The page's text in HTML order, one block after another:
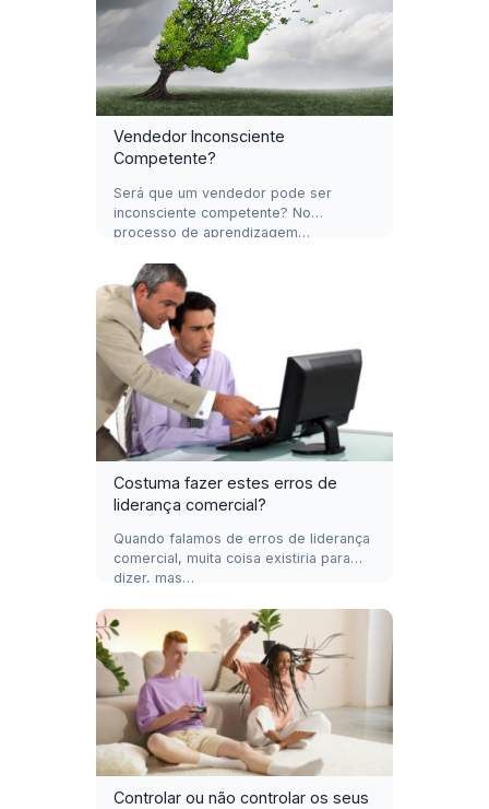
Vendedor Inconsciente
Competente?
Será que um vendedor pode ser
inconsciente competente? No
processo de aprendizagem…
Costuma fazer estes erros de
liderança comercial?
Quando falamos de erros de liderança
comercial, muita coisa existiria para
dizer, mas…
Controlar ou não controlar os seus